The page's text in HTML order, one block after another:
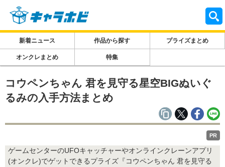
新着ニュース 作品から探す プライズまとめ
オンクレまとめ 特集
コウペンちゃん 君を見守る星空BIGぬいぐ
るみの入手方法まとめ
PR
ゲームセンターのUFOキャッチャーやオンラインクレーンアプリ
(オンクレ)でゲットできるプライズ『コウペンちゃん 君を見守る